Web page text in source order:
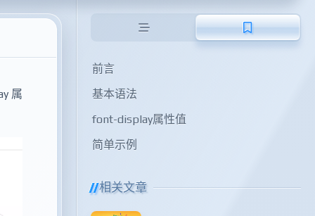
前言
基本语法
font-display属性值
简单示例
相关文章
属